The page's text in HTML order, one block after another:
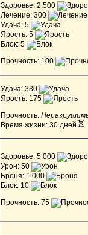
Здоровье: 2.500
Лечение: 300
Удача: 5
Ярость: 5
Блок: 5
Прочность: 100
Удача: 330
Ярость: 175
Прочность:
Время жизни: 30 дней
Здоровье: 5.000
Урон: 50
Броня: 1.000
Блок: 10
Прочность: 75